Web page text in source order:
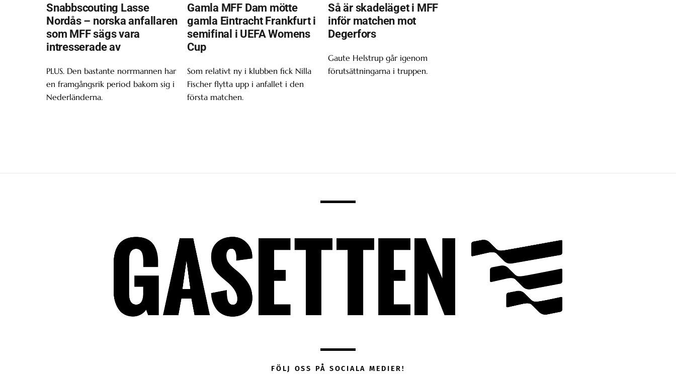
Snabbscouting Lasse
Nordås – norska anfallaren
som MFF sägs vara
intresserade av
PLUS. Den bastante norrmannen har
en framgångsrik period bakom sig i
Nederländerna.
Gamla MFF Dam mötte
gamla Eintracht Frankfurt i
semifinal i UEFA Womens
Cup
Som relativt ny i klubben fick Nilla
Fischer flytta upp i anfallet i den
första matchen.
Så är skadeläget i MFF
inför matchen mot
Degerfors
Gaute Helstrup går igenom
förutsättningarna i truppen.
FÖLJ OSS PÅ SOCIALA MEDIER!